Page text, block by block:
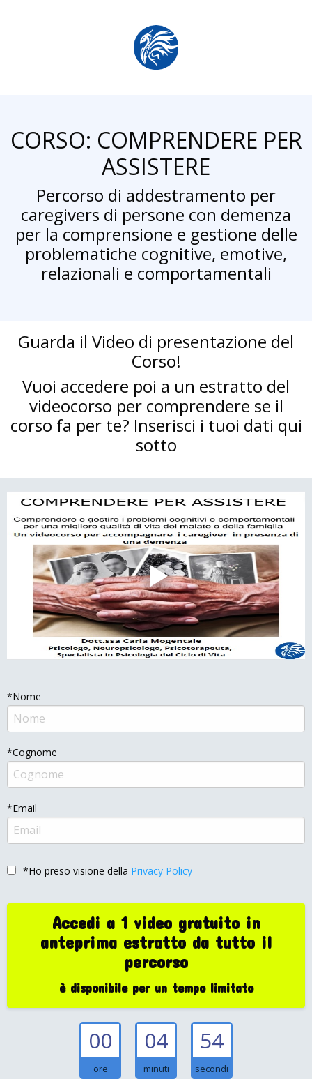
CORSO: COMPRENDERE PER
ASSISTERE
Percorso di addestramento per
caregivers di persone con demenza
per la comprensione e gestione delle
problematiche cognitive, emotive,
relazionali e comportamentali
Guarda il Video di presentazione del
Corso!
Vuoi accedere poi a un estratto del
videocorso per comprendere se il
corso fa per te? Inserisci i tuoi dati qui
sotto
*Nome
*Cognome
*Email
*Ho preso visione della Privacy Policy
Accedi a 1 video gratuito in
anteprima estratto da tutto il
percorso
è disponibile per un tempo limitato
00
ore
04
minuti
53
secondi